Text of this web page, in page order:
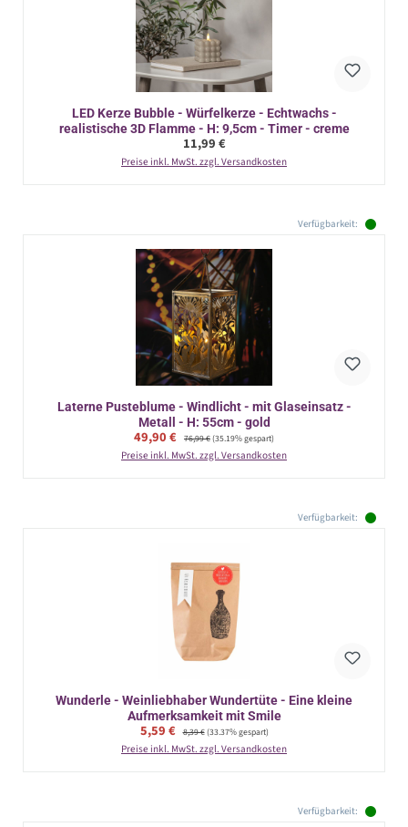
LED Kerze Bubble - Würfelkerze - Echtwachs -
realistische 3D Flamme - H: 9,5cm - Timer - creme
Regulärer Preis:
11,99 €
Preise inkl. MwSt. zzgl. Versandkosten
Verfügbarkeit:
Laterne Pusteblume - Windlicht - mit Glaseinsatz -
Metall - H: 55cm - gold
Verkaufspreis:
49,90 € Regulärer Preis:
76,99 €(35.19% gespart)
Preise inkl. MwSt. zzgl. Versandkosten
Verfügbarkeit:
Wunderle - Weinliebhaber Wundertüte - Eine kleine
Aufmerksamkeit mit Smile
Verkaufspreis:
5,59 € Regulärer Preis:
8,39 €(33.37% gespart)
Preise inkl. MwSt. zzgl. Versandkosten
Verfügbarkeit: